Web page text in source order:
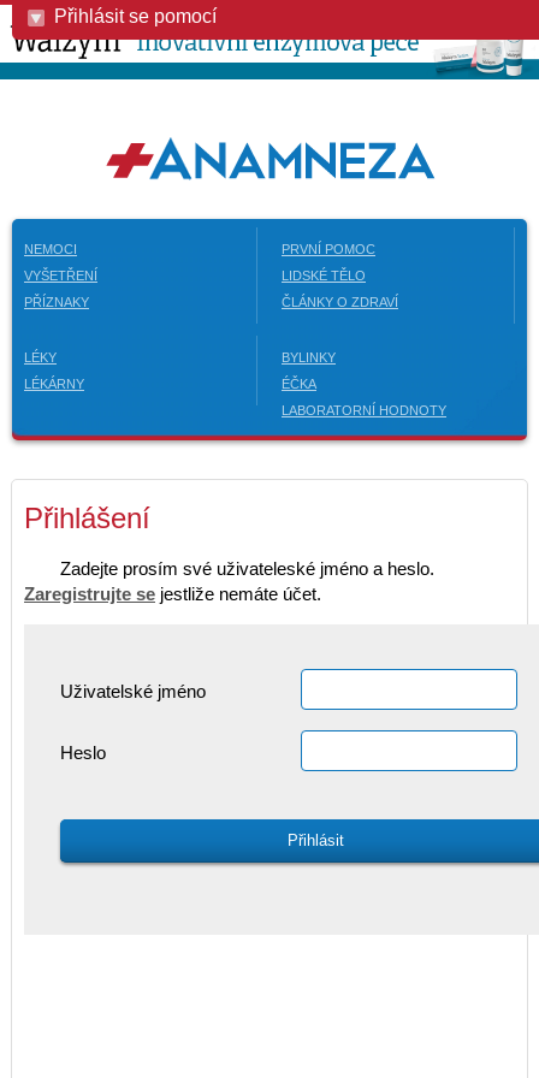
Přihlásit se pomocí
NEMOCI
VYŠETŘENÍ
PŘÍZNAKY
PRVNÍ POMOC
LIDSKÉ TĚLO
ČLÁNKY O ZDRAVÍ
LÉKY
LÉKÁRNY
BYLINKY
ÉČKA
LABORATORNÍ HODNOTY
Přihlášení
Zadejte prosím své uživateleské jméno a heslo.
Zaregistrujte se jestliže nemáte účet.
Uživatelské jméno
Heslo